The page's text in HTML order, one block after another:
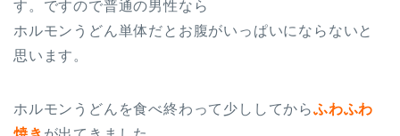
す。ですので普通の男性なら
ホルモンうどん単体だとお腹がいっぱいにならないと
思います。
ホルモンうどんを食べ終わって少ししてからふわふわ